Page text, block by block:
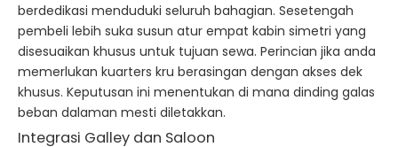
berdedikasi menduduki seluruh bahagian. Sesetengah
pembeli lebih suka susun atur empat kabin simetri yang
disesuaikan khusus untuk tujuan sewa. Perincian jika anda
memerlukan kuarters kru berasingan dengan akses dek
khusus. Keputusan ini menentukan di mana dinding galas
beban dalaman mesti diletakkan.
Integrasi Galley dan Saloon